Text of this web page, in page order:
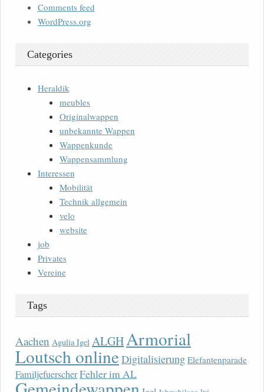
Comments feed
WordPress.org
Categories
Heraldik
meubles
Originalwappen
unbekannte Wappen
Wappenkunde
Wappensammlung
Interessen
Mobilität
Technik allgemein
velo
website
job
Privates
Vereine
Tags
Aachen Agulia Igel ALGHArmorial
Loutsch onlineDigitalisierung Elefantenparade
FamiljefuerscherFehler im AL